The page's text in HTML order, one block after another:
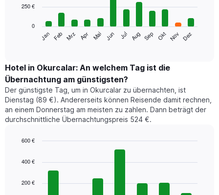
bars.
folgende
den
durchschnittlichen
Zimmerpreis
im
jeweiligen
Monat
an.
Diagramm
die
Jan Feb Mrz Apr Mai Jun Jul Aug Sep Okt Nov Dez
0
250 €
Hotel in Okurcalar: An welchem Tag ist die
Übernachtung am günstigsten?
Der günstigste Tag, um in Okurcalar zu übernachten, ist
Dienstag (89 €). Andererseits können Reisende damit rechnen,
an einem Donnerstag am meisten zu zahlen. Dann beträgt der
durchschnittliche Übernachtungspreis 524 €.
chart
bars.
200 €
400 €
600 €